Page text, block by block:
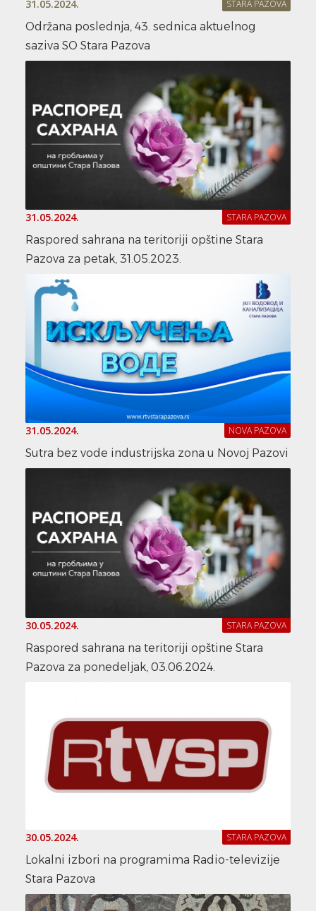
31.05.2024. STARA PAZOVA
Održana poslednja, 43. sednica aktuelnog
saziva SO Stara Pazova
31.05.2024. STARA PAZOVA
Raspored sahrana na teritoriji opštine Stara
Pazova za petak, 31.05.2023.
31.05.2024. NOVA PAZOVA
Sutra bez vode industrijska zona u Novoj Pazovi
30.05.2024. STARA PAZOVA
Raspored sahrana na teritoriji opštine Stara
Pazova za ponedeljak, 03.06.2024.
30.05.2024. STARA PAZOVA
Lokalni izbori na programima Radio-televizije
Stara Pazova